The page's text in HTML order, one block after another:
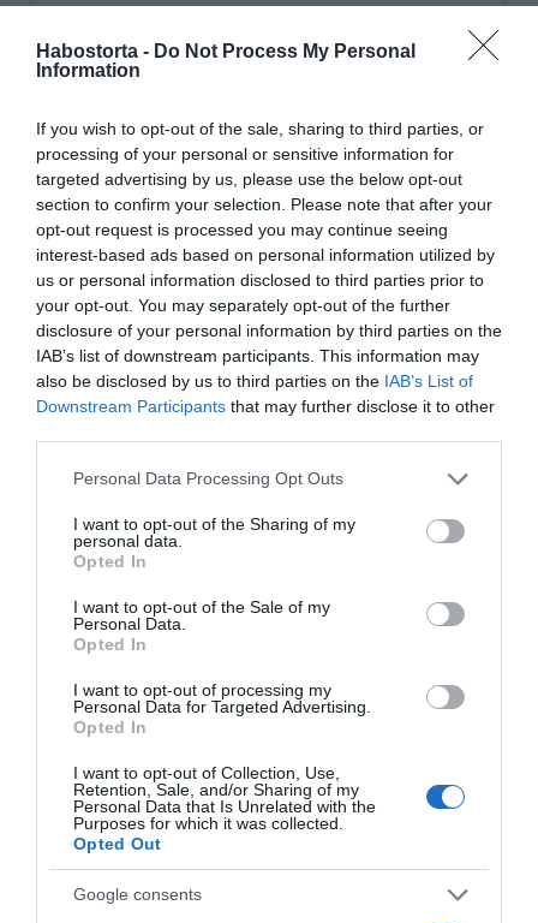
Habostorta - Do Not Process My Personal
Information
If you wish to opt-out of the sale, sharing to third parties, or
processing of your personal or sensitive information for
targeted advertising by us, please use the below opt-out
section to confirm your selection. Please note that after your
opt-out request is processed you may continue seeing
interest-based ads based on personal information utilized by
us or personal information disclosed to third parties prior to
your opt-out. You may separately opt-out of the further
disclosure of your personal information by third parties on the
IAB’s list of downstream participants. This information may
also be disclosed by us to third parties on the IAB’s List of
Downstream Participants that may further disclose it to other
Please note that this website/app uses one or more Google
not limited to your visit or usage behaviour. You may click to
grant or deny consent to Google and its third-party tags to
use your data for below specified purposes in below Google
consent section.
Personal Data Processing Opt Outs
I want to opt-out of the Sharing of my
personal data.
Opted In
I want to opt-out of the Sale of my
Personal Data.
Opted In
I want to opt-out of processing my
Personal Data for Targeted Advertising.
Opted In
I want to opt-out of Collection, Use,
Retention, Sale, and/or Sharing of my
Personal Data that Is Unrelated with the
Purposes for which it was collected.
Opted Out
Google consents
Megosztás: Facebook Twitter Pinterest
öröklés,Milla
Korábbi bejegyzések Következő bejegyzés